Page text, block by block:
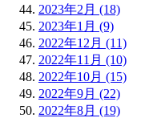
2023年2月 (18)
2023年1月 (9)
2022年12月 (11)
2022年11月 (10)
2022年10月 (15)
2022年9月 (22)
2022年8月 (19)